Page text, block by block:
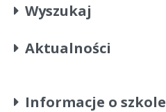
Wyszukaj
Aktualności
Informacje o szkole